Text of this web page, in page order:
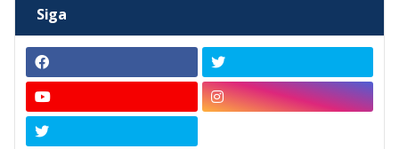
Siga